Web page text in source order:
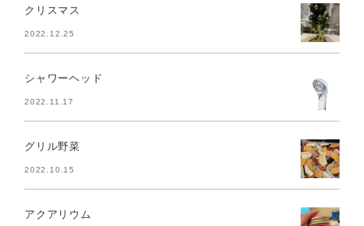
クリスマス
2022.12.25
シャワーヘッド
2022.11.17
グリル野菜
2022.10.15
アクアリウム